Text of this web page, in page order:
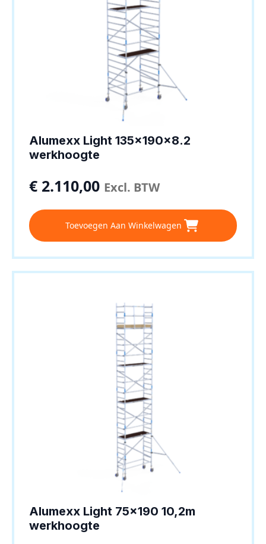
Alumexx Light 135x190x8.2
werkhoogte
€ 2.110,00 Excl. BTW
Toevoegen Aan Winkelwagen
Alumexx Light 75×190 10,2m
werkhoogte